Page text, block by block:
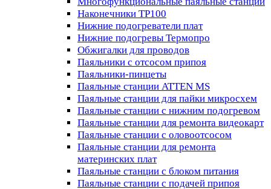
Наконечники TP100
Нижние подогреватели плат
Нижние подогревы Термопро
Обжигалки для проводов
Паяльники с отсосом припоя
Паяльники-пинцеты
Паяльные станции ATTEN MS
Паяльные станции для пайки микросхем
Паяльные станции с нижним подогревом
Паяльные станции для ремонта видеокарт
Паяльные станции с оловоотсосом
Паяльные станции для ремонта
материнских плат
Паяльные станции с блоком питания
Паяльные станции с подачей припоя